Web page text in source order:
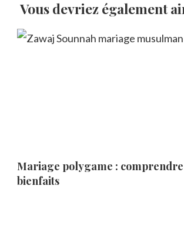
Vous devriez également
Mariage polygame : comprendre
bienfaits